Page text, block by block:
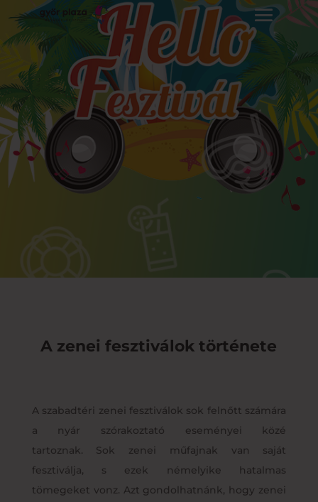
A zenei fesztiválok története
A szabadtéri zenei fesztiválok sok felnőtt számára
a nyár szórakoztató eseményei közé
tartoznak. Sok zenei műfajnak van saját
fesztiválja, s ezek némelyike hatalmas
tömegeket vonz. Azt gondolhatnánk, hogy zenei